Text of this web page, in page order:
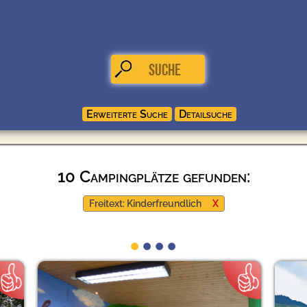
10 Campingplätze gefunden:
Freitext: Kinderfreundlich X